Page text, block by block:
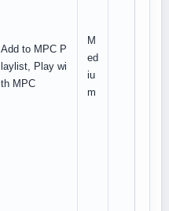
Add to MPC P
laylist, Play wi
th MPC
M
ed
iu
m